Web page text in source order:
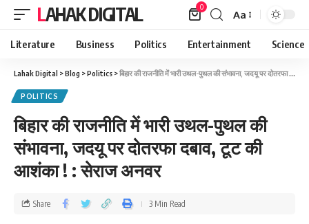
LAHAK DIGITAL 0
Aa
Literature Business Politics Entertainment Science
Lahak Digital >Blog >Politics >बिहार की राजनीति में भारी उथल-पुथल की संभावना, जदयू पर दोतरफा दबाव, टूट की आशंका ! : सेराज अनवर
POLITICS
बिहार की राजनीति में भारी उथल-पुथल की
संभावना, जदयू पर दोतरफा दबाव, टूट की
आशंका ! : सेराज अनवर
Share 3 Min Read